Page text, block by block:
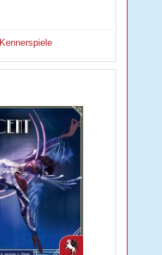
Kennerspiele